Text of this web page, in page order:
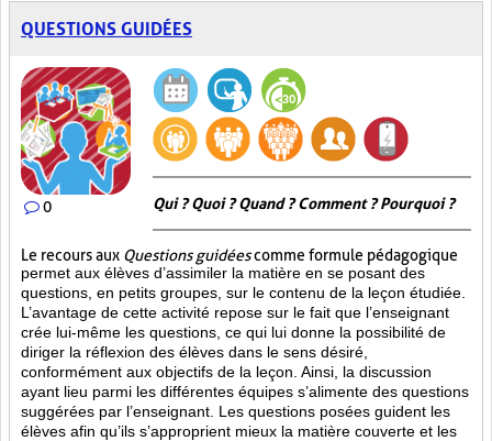
QUESTIONS GUIDÉES
0 Qui ? Quoi ? Quand ? Comment ? Pourquoi ?
Le recours aux Questions guidéescomme formule pédagogique
permet aux élèves d’assimiler la matière en se posant des
questions, en petits groupes, sur le contenu de la leçon étudiée.
L’avantage de cette activité repose sur le fait que l’enseignant
crée lui-même les questions, ce qui lui donne la possibilité de
diriger la réflexion des élèves dans le sens désiré,
conformément aux objectifs de la leçon. Ainsi, la discussion
ayant lieu parmi les différentes équipes s’alimente des questions
suggérées par l’enseignant. Les questions posées guident les
élèves afin qu’ils s’approprient mieux la matière couverte et les